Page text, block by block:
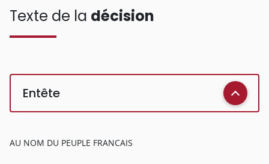
Texte de la décision
Entête
AU NOM DU PEUPLE FRANCAIS